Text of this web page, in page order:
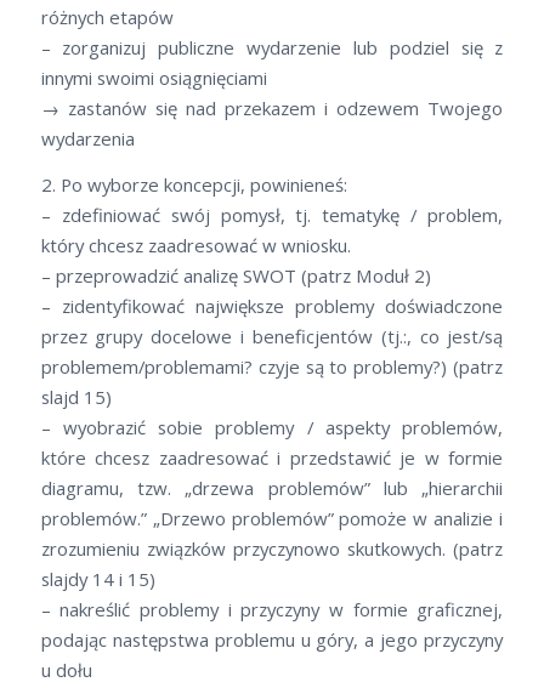
różnych etapów
– zorganizuj publiczne wydarzenie lub podziel się z
innymi swoimi osiągnięciami
→ zastanów się nad przekazem i odzewem Twojego
wydarzenia
2. Po wyborze koncepcji, powinieneś:
– zdefiniować swój pomysł, tj. tematykę / problem,
który chcesz zaadresować w wniosku.
– przeprowadzić analizę SWOT (patrz Moduł 2)
– zidentyfikować największe problemy doświadczone
przez grupy docelowe i beneficjentów (tj.:, co jest/są
problemem/problemami? czyje są to problemy?) (patrz
slajd 15)
– wyobrazić sobie problemy / aspekty problemów,
które chcesz zaadresować i przedstawić je w formie
diagramu, tzw. „drzewa problemów” lub „hierarchii
problemów.” „Drzewo problemów” pomoże w analizie i
zrozumieniu związków przyczynowo skutkowych. (patrz
slajdy 14 i 15)
– nakreślić problemy i przyczyny w formie graficznej,
podając następstwa problemu u góry, a jego przyczyny
u dołu